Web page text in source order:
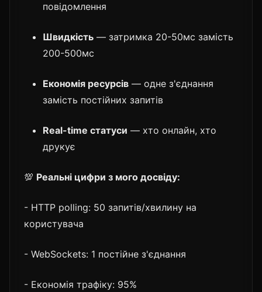
повідомлення
Швидкість — затримка 20-50мс замість
200-500мс
Економія ресурсів — одне з'єднання
замість постійних запитів
Real-time статуси — хто онлайн, хто
друкує
💯 Реальні цифри з мого досвіду:
- HTTP polling: 50 запитів/хвилину на
користувача
- WebSockets: 1 постійне з'єднання
- Економія трафіку: 95%